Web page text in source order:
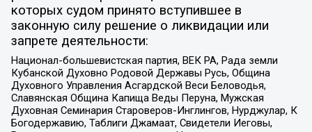
которых судом принято вступившее в
законную силу решение о ликвидации или
запрете деятельности:
Национал-большевистская партия, ВЕК РА, Рада земли
Кубанской Духовно Родовой Державы Русь, Община
Духовного Управления Асгардской Веси Беловодья,
Славянская Община Капища Веды Перуна, Мужская
Духовная Семинария Староверов-Инглингов, Нурджулар, К
Богодержавию, Таблиги Джамаат, Свидетели Иеговы,